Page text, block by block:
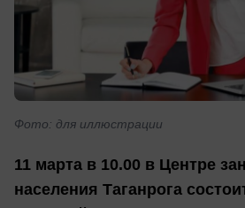
Фото: для иллюстрации
11 марта в 10.00 в Центре
населения Таганрога